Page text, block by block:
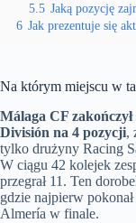
5.5 Jaką pozycję
6 Jak prezentuje się
Na którym miejscu w
Málaga CF zakończył
División na 4 pozycji,
tylko drużyny Racing
W ciągu 42 kolejek
przegrał 11. Ten
gdzie najpierw
Almería w finale.